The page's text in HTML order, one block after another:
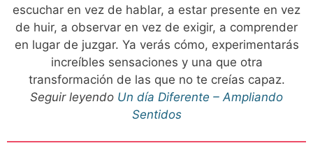
escuchar en vez de hablar, a estar presente en vez
de huir, a observar en vez de exigir, a comprender
en lugar de juzgar. Ya verás cómo, experimentarás
increíbles sensaciones y una que otra
transformación de las que no te creías capaz.
Seguir leyendo Un día Diferente – Ampliando
Sentidos